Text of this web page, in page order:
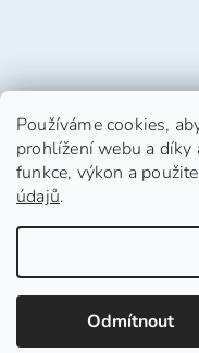
Používáme cookies,
prohlížení webu a díky
funkce, výkon a
údajů.
Odmítnout
Copyright 2026